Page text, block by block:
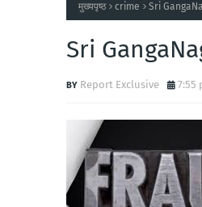
मुख्यपृष्ठ crime Sri
Sri
Report Exclusive 7:55